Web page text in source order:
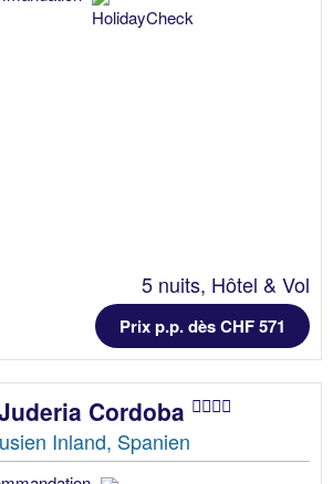
5 nuits, Hôtel & Vol
Prix p.p. dès CHF 571
Cordoba
Inland, Spanien